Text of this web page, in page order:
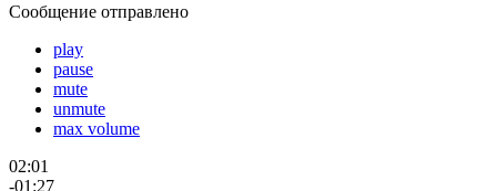
Сообщение отправлено
play
pause
mute
unmute
max volume
02:01
-01:27